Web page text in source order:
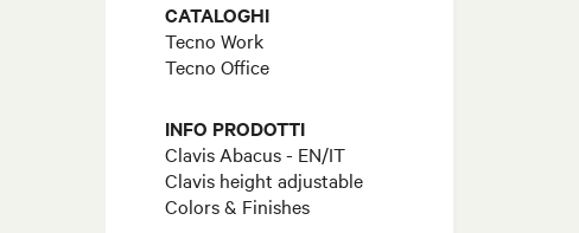
CATALOGHI
Tecno Work
Tecno Office
INFO PRODOTTI
Clavis Abacus - EN/IT
Clavis height adjustable
Colors & Finishes